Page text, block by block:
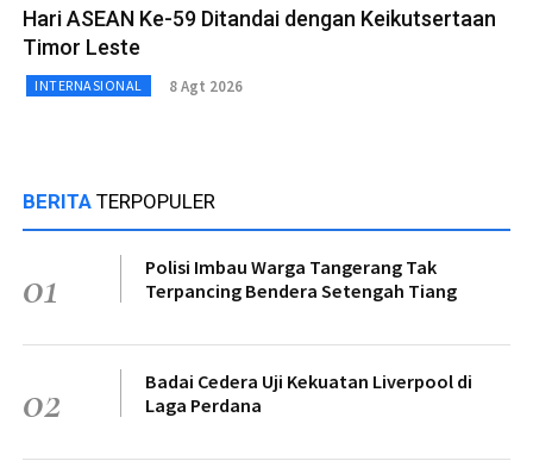
Hari ASEAN Ke-59 Ditandai dengan Keikutsertaan
Timor Leste
INTERNASIONAL 8 Agt 2026
BERITA TERPOPULER
01
Polisi Imbau Warga Tangerang Tak
Terpancing Bendera Setengah Tiang
02
Badai Cedera Uji Kekuatan Liverpool di
Laga Perdana